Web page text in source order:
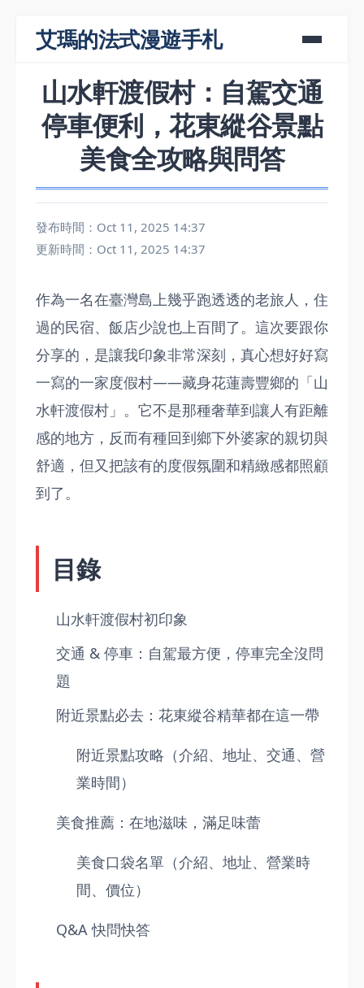
艾瑪的法式漫遊手札
山水軒渡假村：自駕交通
停車便利，花東縱谷景點
美食全攻略與問答
發布時間：Oct 11, 2025 14:37
更新時間：Oct 11, 2025 14:37
作為一名在臺灣島上幾乎跑透透的老旅人，住
過的民宿、飯店少說也上百間了。這次要跟你
分享的，是讓我印象非常深刻，真心想好好寫
一寫的一家度假村——藏身花蓮壽豐鄉的「山
水軒渡假村」。它不是那種奢華到讓人有距離
感的地方，反而有種回到鄉下外婆家的親切與
舒適，但又把該有的度假氛圍和精緻感都照顧
到了。
目錄
山水軒渡假村初印象
交通 & 停車：自駕最方便，停車完全沒問
題
附近景點必去：花東縱谷精華都在這一帶
附近景點攻略（介紹、地址、交通、營
業時間）
美食推薦：在地滋味，滿足味蕾
美食口袋名單（介紹、地址、營業時
間、價位）
Q&A 快問快答